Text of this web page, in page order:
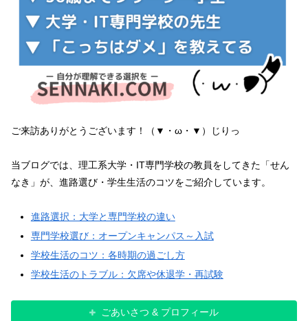
ご来訪ありがとうございます！（▼・ω・▼）じりっ
当ブログでは、理工系大学・IT専門学校の教員をしてきた「せん
なき」が、進路選び・学生生活のコツをご紹介しています。
進路選択：大学と専門学校の違い
専門学校選び：オープンキャンパス～入試
学校生活のコツ：各時期の過ごし方
学校生活のトラブル：欠席や休退学・再試験
ごあいさつ & プロフィール